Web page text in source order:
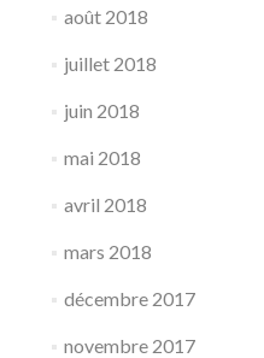
août 2018
juillet 2018
juin 2018
mai 2018
avril 2018
mars 2018
décembre 2017
novembre 2017